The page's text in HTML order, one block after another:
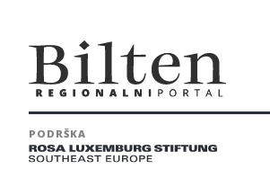
PODRŠKA